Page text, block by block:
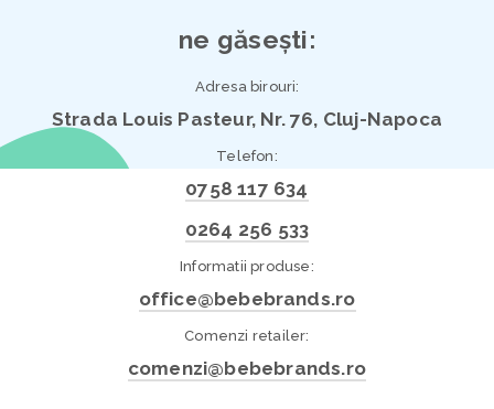
ne găsești:
Adresa birouri:
Strada Louis Pasteur, Nr. 76, Cluj-Napoca
Telefon:
0758 117 634
0264 256 533
Informatii produse:
office@bebebrands.ro
Comenzi retailer:
comenzi@bebebrands.ro